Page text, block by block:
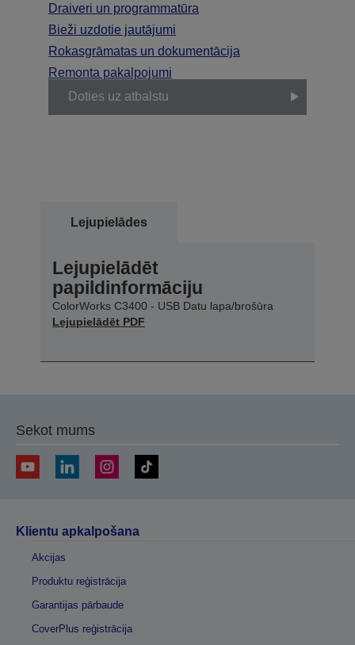
Draiveri un programmatūra
Bieži uzdotie jautājumi
Rokasgrāmatas un dokumentācija
Remonta pakalpojumi
Doties uz atbalstu
Lejupielādes
Lejupielādēt
papildinformāciju
ColorWorks C3400 - USB Datu lapa/brošūra
Lejupielādēt PDF
Sekot mums
Klientu apkalpošana
Akcijas
Produktu reģistrācija
Garantijas pārbaude
CoverPlus reģistrācija